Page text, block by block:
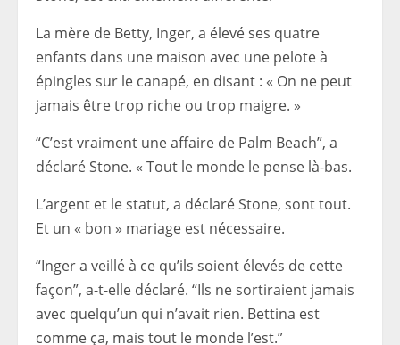
La mère de Betty, Inger, a élevé ses quatre
enfants dans une maison avec une pelote à
épingles sur le canapé, en disant : « On ne peut
jamais être trop riche ou trop maigre. »
“C’est vraiment une affaire de Palm Beach”, a
déclaré Stone. « Tout le monde le pense là-bas.
L’argent et le statut, a déclaré Stone, sont tout.
Et un « bon » mariage est nécessaire.
“Inger a veillé à ce qu’ils soient élevés de cette
façon”, a-t-elle déclaré. “Ils ne sortiraient jamais
avec quelqu’un qui n’avait rien. Bettina est
comme ça, mais tout le monde l’est.”